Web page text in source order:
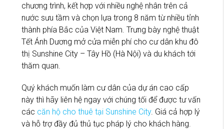
chương trình, kết hợp với nhiều nghệ nhân trên cả
nước sưu tầm và chọn lựa trong 8 năm từ nhiều tỉnh
thành phía Bắc của Việt Nam. Trưng bày nghệ thuật
Tết Ánh Dương mở cửa miễn phí cho cư dân khu đô
thị Sunshine City – Tây Hồ (Hà Nội) và du khách tới
thăm quan.
Quý khách muốn làm cư dân của dự án cao cấp
này thì hãy liên hệ ngay với chúng tối để được tư vấn
các căn hộ cho thuê tại Sunshine City. Giá cả hợp lý
và hỗ trợ đầy đủ thủ tục pháp lý cho khách hàng.